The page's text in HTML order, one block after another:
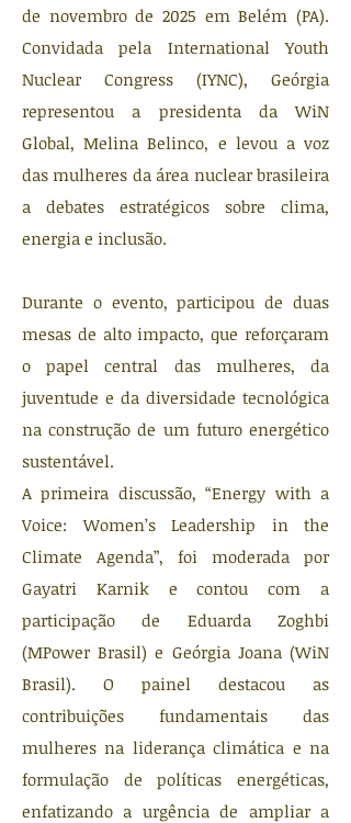
de novembro de 2025 em Belém (PA).
Convidada pela International Youth
Nuclear Congress (IYNC), Geórgia
representou a presidenta da WiN
Global, Melina Belinco, e levou a voz
das mulheres da área nuclear brasileira
a debates estratégicos sobre clima,
energia e inclusão.
Durante o evento, participou de duas
mesas de alto impacto, que reforçaram
o papel central das mulheres, da
juventude e da diversidade tecnológica
na construção de um futuro energético
sustentável.
A primeira discussão, “Energy with a
Voice: Women’s Leadership in the
Climate Agenda”, foi moderada por
Gayatri Karnik e contou com a
participação de Eduarda Zoghbi
(MPower Brasil) e Geórgia Joana (WiN
Brasil). O painel destacou as
contribuições fundamentais das
mulheres na liderança climática e na
formulação de políticas energéticas,
enfatizando a urgência de ampliar a